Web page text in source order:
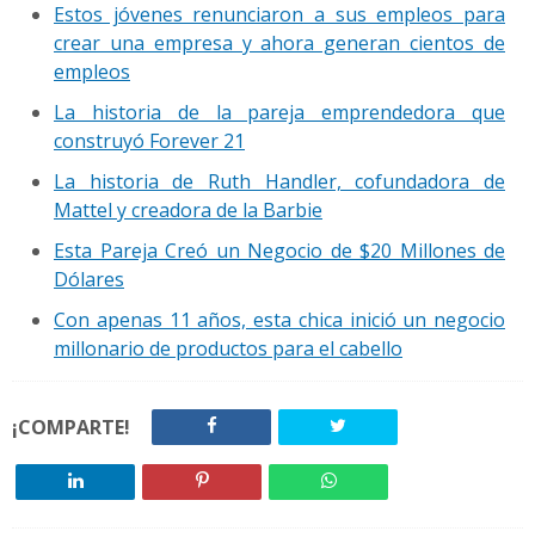
Estos jóvenes renunciaron a sus empleos para
crear una empresa y ahora generan cientos de
empleos
La historia de la pareja emprendedora que
construyó Forever 21
La historia de Ruth Handler, cofundadora de
Mattel y creadora de la Barbie
Esta Pareja Creó un Negocio de $20 Millones de
Dólares
Con apenas 11 años, esta chica inició un negocio
millonario de productos para el cabello
¡COMPARTE!